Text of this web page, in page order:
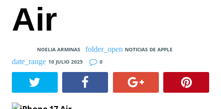
Air
NOELIA ARMINAS
NOTICIAS DE APPLE
10 JULIO 2025
0